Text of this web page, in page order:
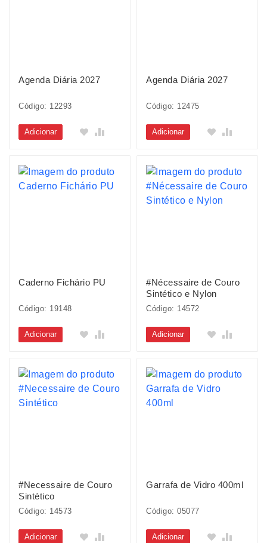
Agenda Diária 2027
Código: 12293
Adicionar
Agenda Diária 2027
Código: 12475
Adicionar
Caderno Fichário PU
Código: 19148
Adicionar
#Nécessaire de Couro
Sintético e Nylon
Código: 14572
Adicionar
#Necessaire de Couro
Sintético
Código: 14573
Adicionar
Garrafa de Vidro 400ml
Código: 05077
Adicionar